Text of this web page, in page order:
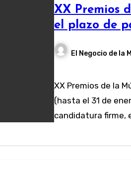
XX Premios
el plazo de
El Negocio de la
XX Premios de la Música Aragonesa Aragón Musical: abierto el plazo de participación
(hasta el 31 de
candidatura firme,